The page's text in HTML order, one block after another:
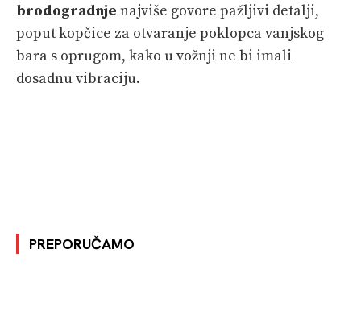
brodogradnje najviše govore pažljivi detalji,
poput kopčice za otvaranje poklopca vanjskog
bara s oprugom, kako u vožnji ne bi imali
dosadnu vibraciju.
PREPORUČAMO